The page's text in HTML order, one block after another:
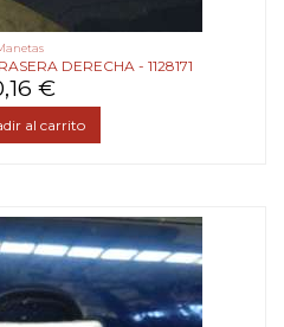
DERECHA - 1128171
€
al carrito